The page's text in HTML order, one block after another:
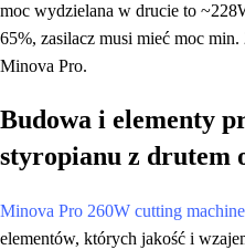
moc wydzielana w drucie to
65%, zasilacz musi mieć moc
Minova Pro.
Budowa i elementy
styropianu z drutem
Minova Pro 260W cutting machine
elementów, których jakość i